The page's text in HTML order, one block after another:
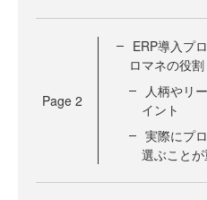
Page 2
ERP導入プ
ロマネの役割
人柄やリ
イント
実際にプ
選ぶこと